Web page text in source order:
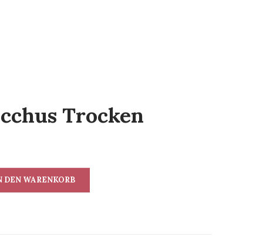
Trocken
DEN WARENKORB